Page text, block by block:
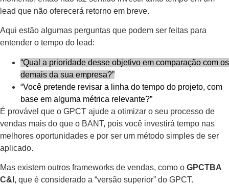
lead que não oferecerá retorno em breve.
Aqui estão algumas perguntas que podem ser feitas para
entender o tempo do lead:
“Qual a prioridade desse objetivo em comparação com os
demais da sua empresa?”
“Você pretende revisar a linha do tempo do projeto, com
base em alguma métrica relevante?”
É provável que o GPCT ajude a otimizar o seu processo de
vendas mais do que o BANT, pois você investirá tempo nas
melhores oportunidades e por ser um método simples de ser
aplicado.
Mas existem outros frameworks de vendas, como o GPCTBA
C&I , que é considerado a “versão superior” do GPCT.